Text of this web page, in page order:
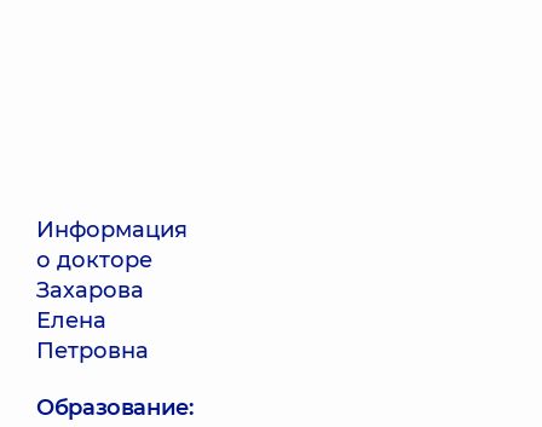
Информация
о докторе
Захарова
Елена
Петровна
Образование: